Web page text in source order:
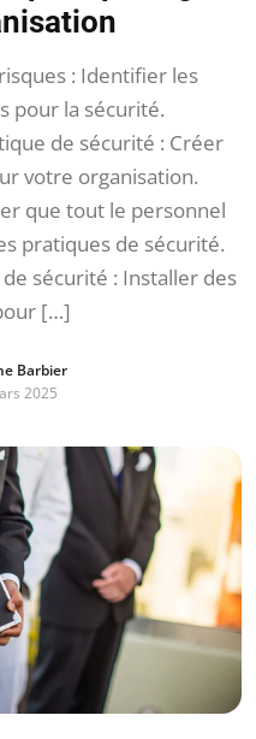
: Identifier les
pour la sécurité.
de sécurité : Créer
votre organisation.
que tout le personnel
pratiques de sécurité.
sécurité : Installer des
[…]
Barbier
2025